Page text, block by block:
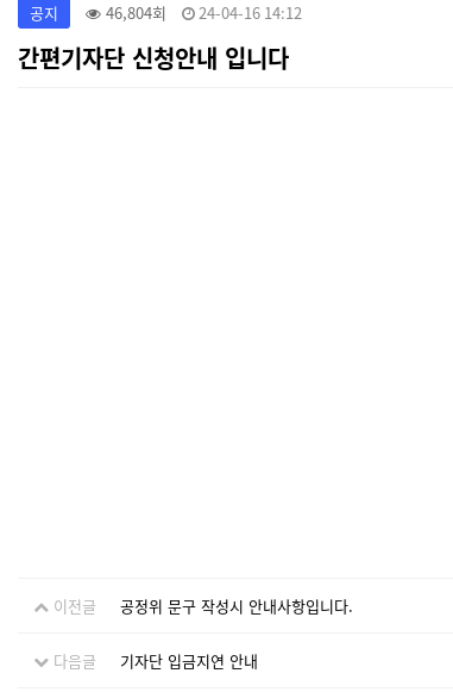
공지 46,804회 24-04-16 14:12
간편기자단 신청안내 입니다
이전글 공정위 문구 작성시 안내사항입니다.
다음글 기자단 입금지연 안내